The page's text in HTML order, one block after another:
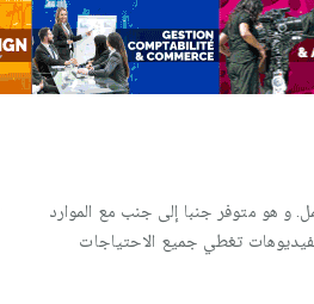
و هو متوفر جنبا إلى جنب مع الموارد
تغطي جميع الاحتياجات